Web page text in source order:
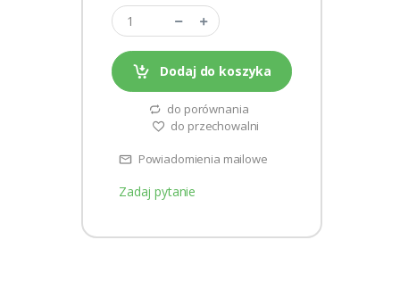
Dodaj do koszyka
do porównania
do przechowalni
Powiadomienia mailowe
Zadaj pytanie